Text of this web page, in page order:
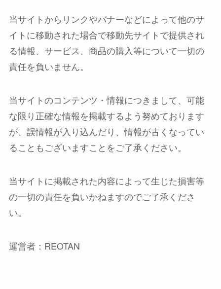
当サイトからリンクやバナーなどによって他のサ
イトに移動された場合で移動先サイトで提供され
る情報、サービス、商品の購入等について一切の
責任を負いません。
当サイトのコンテンツ・情報につきまして、可能
な限り正確な情報を掲載するよう努めております
が、誤情報が入り込んだり、情報が古くなってい
ることもございますことをご了承ください。
当サイトに掲載された内容によって生じた損害等
の一切の責任を負いかねますのでご了承くださ
い。
運営者：REOTAN